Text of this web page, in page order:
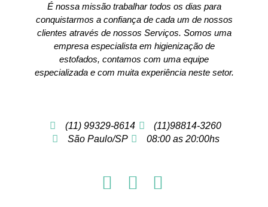
É nossa missão trabalhar todos os dias para
conquistarmos a confiança de cada um de nossos
clientes através de nossos Serviços. Somos uma
empresa especialista em higienização de
estofados, contamos com uma equipe
especializada e com muita experiência neste setor.
(11) 99329-8614
(11)98814-3260
São Paulo/SP
08:00 as 20:00hs